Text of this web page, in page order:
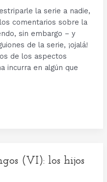
la serie a nadie,
comentarios sobre la
sin embargo – y
de la serie, ¡ojalá!
de los aspectos
incurra en algún que
(VI): los hijos